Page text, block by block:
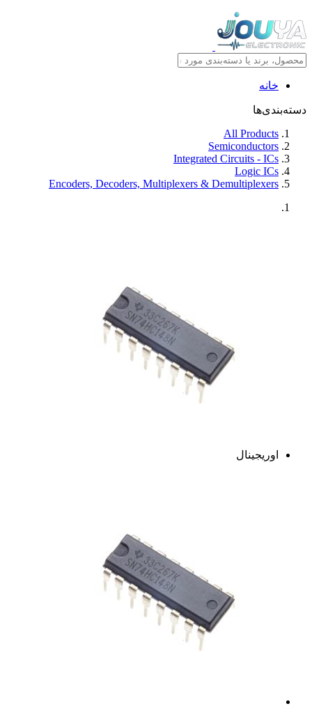
خانه
دسته‌بندی‌ها
All Products
Semiconductors
Integrated Circuits - ICs
Logic ICs
Encoders, Decoders, Multiplexers & Demultiplexers
اوریجینال